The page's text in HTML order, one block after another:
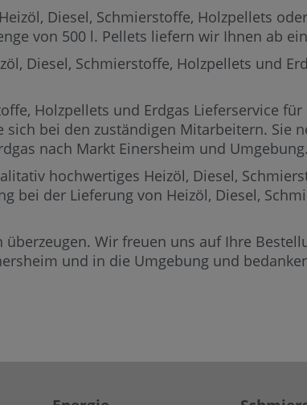
Diesel, Schmierstoffe, Holzpellets
von 500 l. Pellets liefern wir Ihnen ab
Diesel, Schmierstoffe, Holzpellets und
Holzpellets und Erdgas Lieferservice
sich bei den zuständigen Mitarbeitern. Sie
nach Markt Einersheim und Umgebung.
hochwertiges Heizöl, Diesel,
bei der Lieferung von Heizöl, Diesel,
Wir freuen uns auf Ihre
und in die Umgebung und